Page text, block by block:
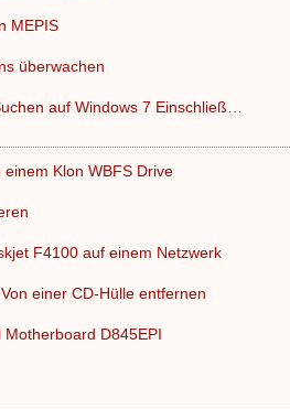
MEPIS
überwachen
Klon WBFS Drive
F4100 auf einem Netzwerk
einer CD-Hülle entfernen
D845EPI